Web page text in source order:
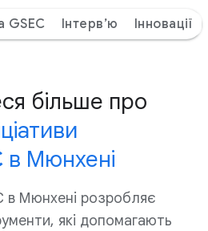
GSEC Інтерв’ю Інновації
більше про
в Мюнхені
в Мюнхені розробляє
які допомагають